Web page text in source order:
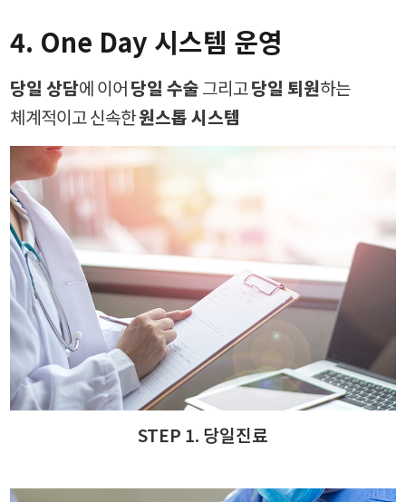
4. One Day 시스템 운영
당일 상담에 이어당일 수술그리고당일 퇴원하는
체계적이고 신속한원스톱 시스템
STEP 1. 당일진료